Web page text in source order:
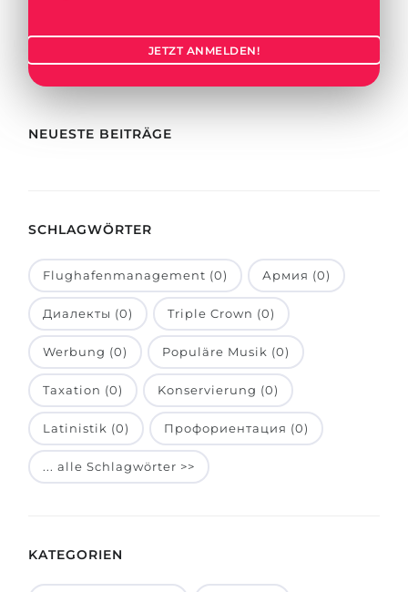
BERUFE
Beispiel-Stellenangebote
Holland-Test
Interessenkarte-Test
RIASEC-Test
Erfolgzu
100%
Unsere Studierenden werden
BERATUNG!
BEWERBEN FÜR FACHRICHTUNG …
Medizin
Physik
BEWERBEN AUS …
Russland
Ukraine
Kasachstan
Aserbaidschan
Armenien
Belarus
Anderes Land
JETZT ANMELDEN!
NEUESTE BEITRÄGE
SCHLAGWÖRTER
Flughafenmanagement (0) Армия (0)
Диалекты (0) Triple Crown (0)
Werbung (0) Populäre Musik (0)
Taxation (0) Konservierung (0)
Latinistik (0) Профориентация (0)
... alle Schlagwörter >>
KATEGORIEN